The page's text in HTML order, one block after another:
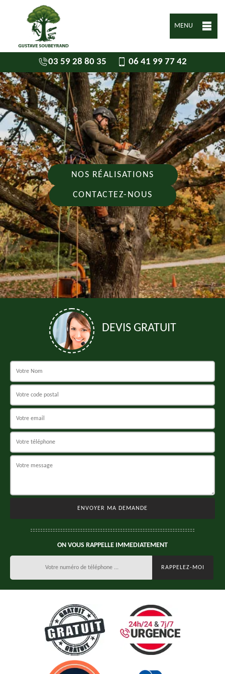
MENU
03 59 28 80 35 06 41 99 77 42
NOS RÉALISATIONS
CONTACTEZ-NOUS
DEVIS GRATUIT
ON VOUS RAPPELLE IMMEDIATEMENT